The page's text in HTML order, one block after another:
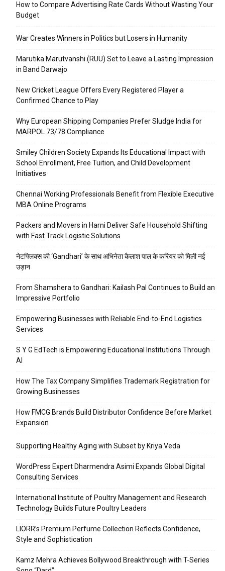
How to Compare Advertising Rate Cards Without Wasting Your
Budget
War Creates Winners in Politics but Losers in Humanity
Marutika Marutvanshi (RUU) Set to Leave a Lasting Impression
in Band Darwajo
New Cricket League Offers Every Registered Player a
Confirmed Chance to Play
Why European Shipping Companies Prefer Sludge India for
MARPOL 73/78 Compliance
Smiley Children Society Expands Its Educational Impact with
School Enrollment, Free Tuition, and Child Development
Initiatives
Chennai Working Professionals Benefit from Flexible Executive
MBA Online Programs
Packers and Movers in Harni Deliver Safe Household Shifting
with Fast Track Logistic Solutions
नेटफ्लिक्स की ‘Gandhari’ के साथ अभिनेता कैलाश पाल के करियर को मिली नई
उड़ान
From Shamshera to Gandhari: Kailash Pal Continues to Build an
Impressive Portfolio
Empowering Businesses with Reliable End-to-End Logistics
Services
S Y G EdTech is Empowering Educational Institutions Through
AI
How The Tax Company Simplifies Trademark Registration for
Growing Businesses
How FMCG Brands Build Distributor Confidence Before Market
Expansion
Supporting Healthy Aging with Subset by Kriya Veda
WordPress Expert Dharmendra Asimi Expands Global Digital
Consulting Services
International Institute of Poultry Management and Research
Technology Builds Future Poultry Leaders
LIORR’s Premium Perfume Collection Reflects Confidence,
Style and Sophistication
Kamz Mehra Achieves Bollywood Breakthrough with T-Series